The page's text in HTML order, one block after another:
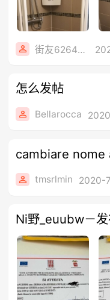
街友62644125
怎么发帖
Bellarocca
cambiare nome
tmsrlmin 2020-
Ni野_euubw－